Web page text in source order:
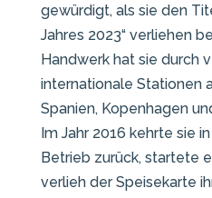
gewürdigt, als sie den
Jahres 2023“ verliehen
Handwerk hat sie durch
internationale Stationen
Spanien, Kopenhagen
Im Jahr 2016 kehrte sie
Betrieb zurück, startete
verlieh der Speisekarte